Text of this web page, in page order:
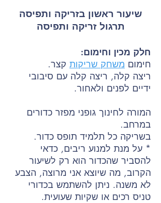
שיעור ראשון בזריקה ותפיסה
תרגול זריקה ותפיסה
חלק מכין וחימום:
חימום משחק שריקות קצר.
ריצה קלה, ריצה קלה עם סיבובי
ידיים לפנים ולאחור.
המורה לחינוך גופני מפזר כדורים
במרחב.
בשריקה כל תלמיד תופס כדור.
* על מנת למנוע ריבים, כדאי
להסביר שהכדור הוא רק לשיעור
הקרוב, מה שיוצא אני מרוצה, הצבע
לא משנה. ניתן להשתמש בכדורי
טניס רכים או שקיות שעועית.